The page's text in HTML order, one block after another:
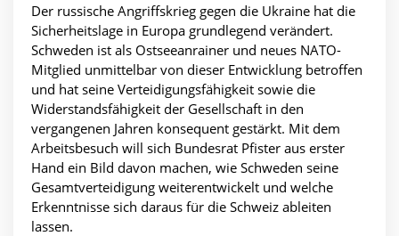
Der russische Angriffskrieg gegen die Ukraine hat die
Sicherheitslage in Europa grundlegend verändert.
Schweden ist als Ostseeanrainer und neues NATO-
Mitglied unmittelbar von dieser Entwicklung betroffen
und hat seine Verteidigungsfähigkeit sowie die
Widerstandsfähigkeit der Gesellschaft in den
vergangenen Jahren konsequent gestärkt. Mit dem
Arbeitsbesuch will sich Bundesrat Pfister aus erster
Hand ein Bild davon machen, wie Schweden seine
Gesamtverteidigung weiterentwickelt und welche
Erkenntnisse sich daraus für die Schweiz ableiten
lassen.